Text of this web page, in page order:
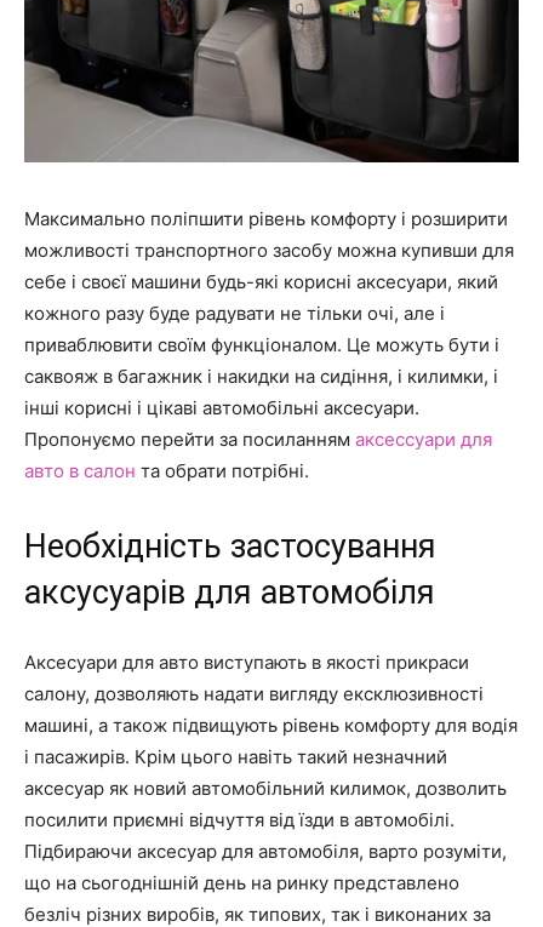
Максимально поліпшити рівень комфорту і розширити
можливості транспортного засобу можна купивши для
себе і своєї машини будь-які корисні аксесуари, який
кожного разу буде радувати не тільки очі, але і
приваблювити своїм функціоналом. Це можуть бути і
саквояж в багажник і накидки на сидіння, і килимки, і
інші корисні і цікаві автомобільні аксесуари.
Пропонуємо перейти за посиланням аксессуари для
авто в салон та обрати потрібні.
Необхідність застосування
аксусуарів для автомобіля
Аксесуари для авто виступають в якості прикраси
салону, дозволяють надати вигляду ексклюзивності
машині, а також підвищують рівень комфорту для водія
і пасажирів. Крім цього навіть такий незначний
аксесуар як новий автомобільний килимок, дозволить
посилити приємні відчуття від їзди в автомобілі.
Підбираючи аксесуар для автомобіля, варто розуміти,
що на сьогоднішній день на ринку представлено
безліч різних виробів, як типових, так і виконаних за